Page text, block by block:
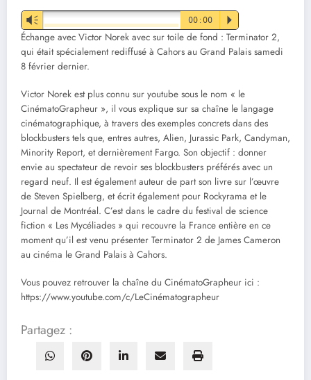
Vm 00:00 P
Échange avec Victor Norek avec sur toile de fond : Terminator 2,
qui était spécialement rediffusé à Cahors au Grand Palais samedi
8 février dernier.
Victor Norek est plus connu sur youtube sous le nom « le
CinématoGrapheur », il vous explique sur sa chaîne le langage
cinématographique, à travers des exemples concrets dans des
blockbusters tels que, entres autres, Alien, Jurassic Park, Candyman,
Minority Report, et dernièrement Fargo. Son objectif : donner
envie au spectateur de revoir ses blockbusters préférés avec un
regard neuf. Il est également auteur de part son livre sur l’œuvre
de Steven Spielberg, et écrit également pour Rockyrama et le
Journal de Montréal. C’est dans le cadre du festival de science
fiction « Les Mycéliades » qui recouvre la France entière en ce
moment qu’il est venu présenter Terminator 2 de James Cameron
au cinéma le Grand Palais à Cahors.
Vous pouvez retrouver la chaîne du CinématoGrapheur ici :
https://www.youtube.com/c/LeCinématographeur
Partagez :